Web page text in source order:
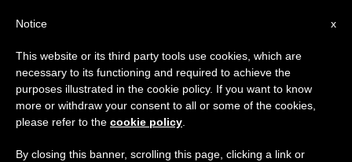
CHIESE LOCALI
x
Notice
This website or its third party tools use cookies, which are
necessary to its functioning and required to achieve the
purposes illustrated in the cookie policy. If you want to know
more or withdraw your consent to all or some of the cookies,
please refer to the cookie policy
By closing this banner, scrolling this page, clicking a link or